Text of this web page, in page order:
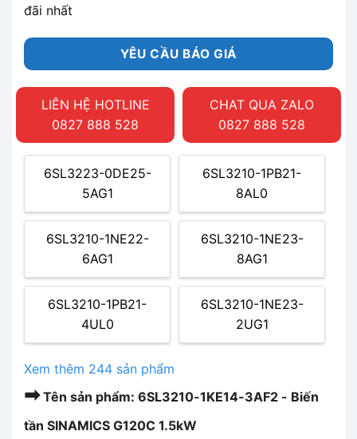
đãi nhất
YÊU CẦU BÁO GIÁ
LIÊN HỆ HOTLINE
0827 888 528
CHAT QUA ZALO
0827 888 528
6SL3223-0DE25-
5AG1
6SL3210-1PB21-
8AL0
6SL3210-1NE22-
6AG1
6SL3210-1NE23-
8AG1
6SL3210-1PB21-
4UL0
6SL3210-1NE23-
2UG1
Xem thêm 244 sản phẩm
➡Tên sản phẩm: 6SL3210-1KE14-3AF2 - Biến
tần SINAMICS G120C 1.5kW